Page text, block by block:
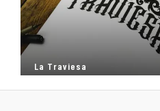
La Traviesa